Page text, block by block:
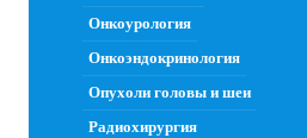
Онкоурология
Онкоэндокринология
Опухоли головы и шеи
Радиохирургия